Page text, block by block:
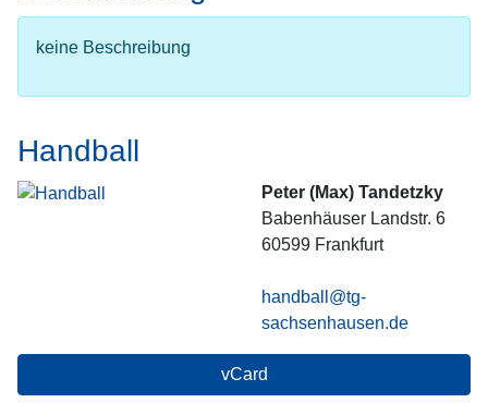
keine Beschreibung
Handball
Peter (Max) Tandetzky
Babenhäuser Landstr. 6
60599 Frankfurt
handball@tg-
sachsenhausen.de
vCard